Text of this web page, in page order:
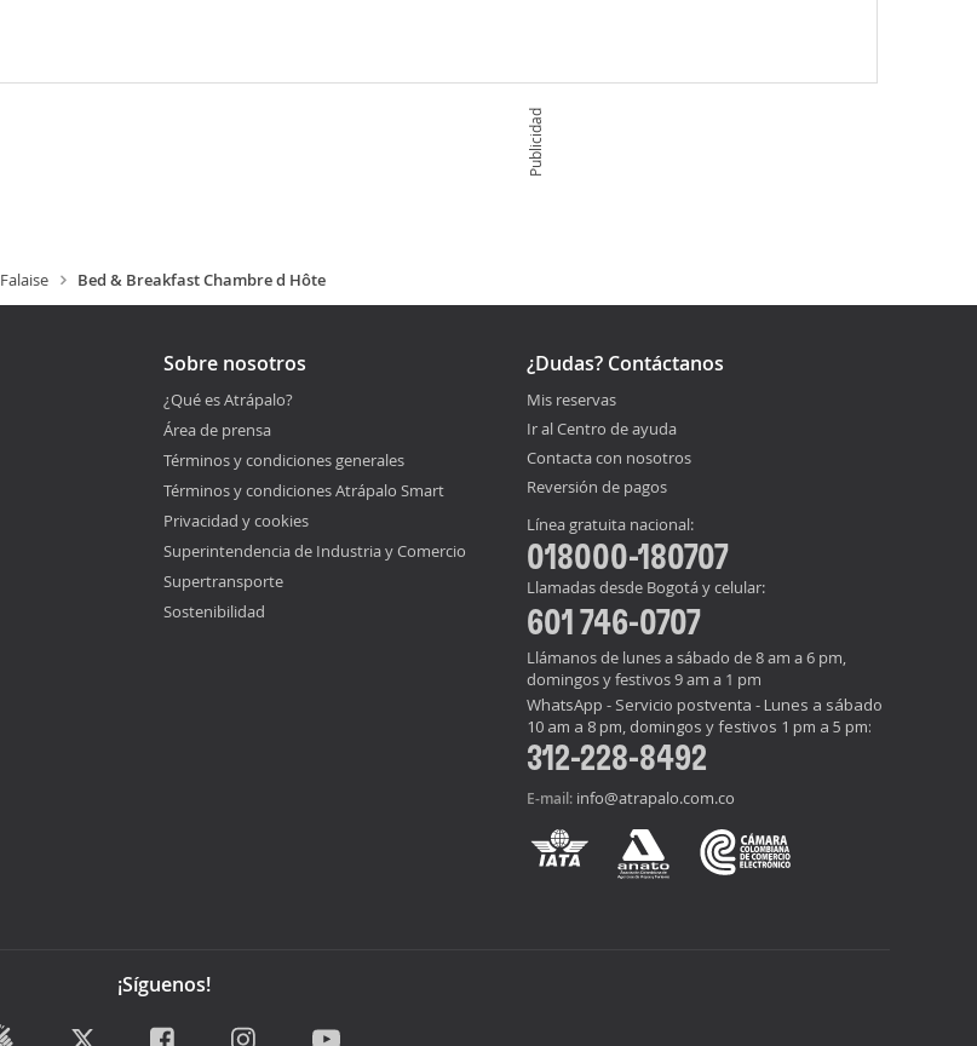
Publicidad
Falaise Bed & Breakfast Chambre d Hôte
Sobre nosotros
¿Qué es Atrápalo?
Área de prensa
Términos y condiciones generales
Términos y condiciones Atrápalo Smart
Privacidad y cookies
Superintendencia de Industria y Comercio
Supertransporte
Sostenibilidad
¿Dudas? Contáctanos
Mis reservas
Ir al Centro de ayuda
Contacta con nosotros
Reversión de pagos
Línea gratuita nacional:
018000-180707
Llamadas desde Bogotá y celular:
601 746-0707
Llámanos de lunes a sábado de 8 am a 6 pm,
domingos y festivos 9 am a 1 pm
WhatsApp - Servicio postventa - Lunes a sábado
10 am a 8 pm, domingos y festivos 1 pm a 5 pm:
312-228-8492
E-mail: info@atrapalo.com.co
¡Síguenos!